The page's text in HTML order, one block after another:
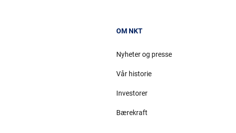
OM NKT
Nyheter og presse
Vår historie
Investorer
Bærekraft